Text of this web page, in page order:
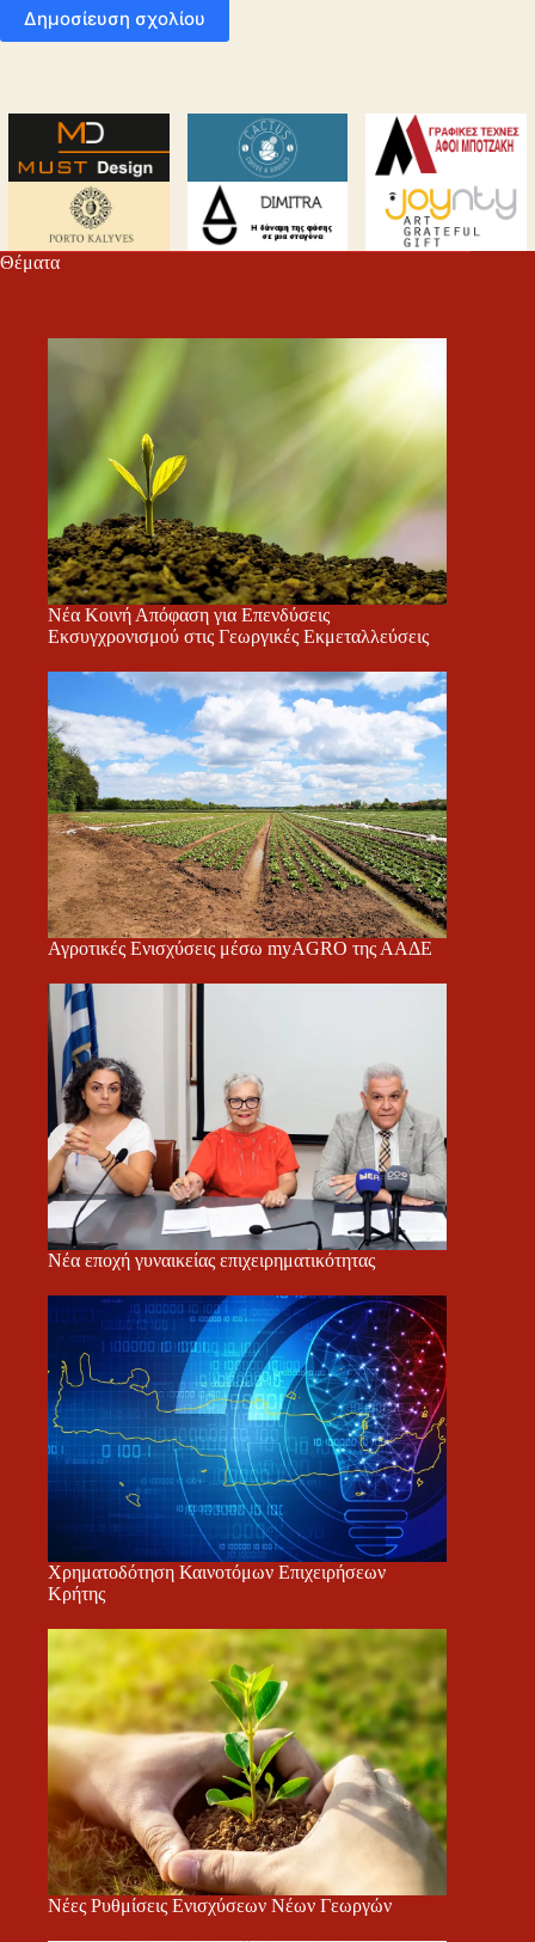
Δημοσίευση σχολίου
Θέματα
Νέα Κοινή Απόφαση για Επενδύσεις
Εκσυγχρονισμού στις Γεωργικές Εκμεταλλεύσεις
Αγροτικές Ενισχύσεις μέσω myAGRO της ΑΑΔΕ
Νέα εποχή γυναικείας επιχειρηματικότητας
Χρηματοδότηση Καινοτόμων Επιχειρήσεων
Κρήτης
Νέες Ρυθμίσεις Ενισχύσεων Νέων Γεωργών